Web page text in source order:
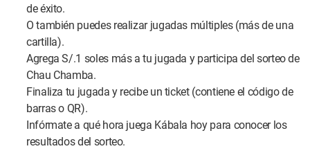
de éxito.
O también puedes realizar jugadas múltiples (más de una
cartilla).
Agrega S/.1 soles más a tu jugada y participa del sorteo de
Chau Chamba.
Finaliza tu jugada y recibe un ticket (contiene el código de
barras o QR).
Infórmate a qué hora juega Kábala hoy para conocer los
resultados del sorteo.